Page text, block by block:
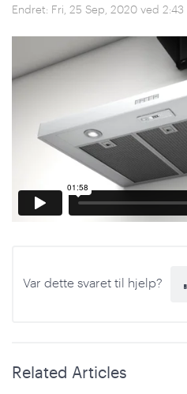
Endret: Fri, 25 Sep, 2020 ved 2:43
Var dette svaret til hjelp?
Related Articles